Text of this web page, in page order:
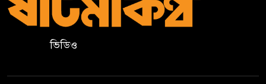
বিট পুলিশিং সভা অনুষ্ঠিত
নেতাকে অব্যাহতি
ভিডিও